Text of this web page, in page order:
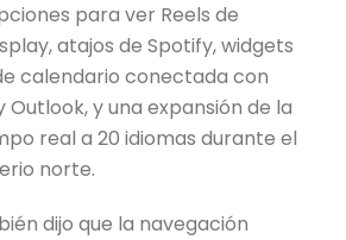
para ver Reels de
atajos de Spotify, widgets
calendario conectada con
y una expansión de la
real a 20 idiomas durante el
norte.
dijo que la navegación